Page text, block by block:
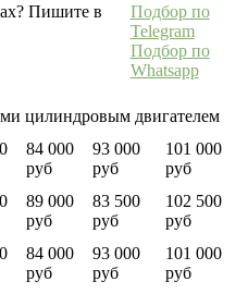
Пишите в
Подбор по
Telegram
Подбор по
Whatsapp
цилиндровым двигателем
84 000
руб
93 000
руб
101 000
руб
89 000
руб
83 500
руб
102 500
руб
84 000
руб
93 000
руб
101 000
руб